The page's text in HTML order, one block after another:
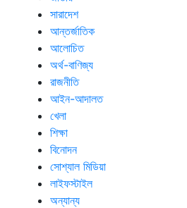
সারাদেশ
আন্তর্জাতিক
আলোচিত
অর্থ-বাণিজ্য
রাজনীতি
আইন-আদালত
খেলা
শিক্ষা
বিনোদন
সোশ্যাল মিডিয়া
লাইফস্টাইল
অন্যান্য